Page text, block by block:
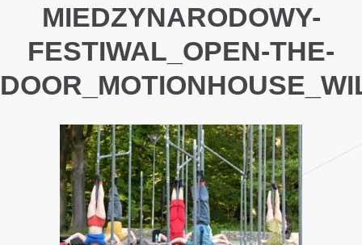
MIEDZYNARODOWY-
FESTIWAL_OPEN-THE-